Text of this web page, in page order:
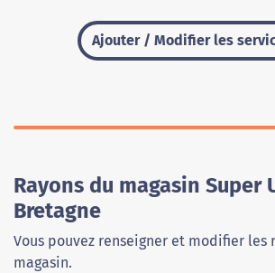
Ajouter / Modifier les
Rayons du magasin Super
Bretagne
Vous pouvez renseigner et modifier les
magasin.